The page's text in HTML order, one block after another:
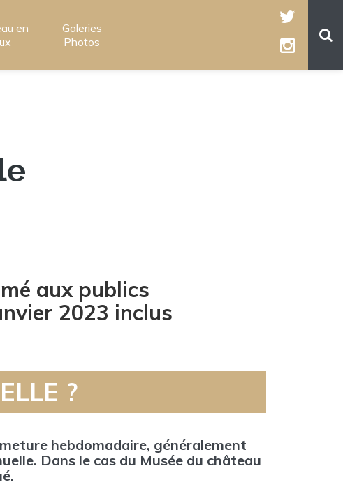
en
Galeries
Photos
aux publics
2023 inclus
?
hebdomadaire, généralement
Dans le cas du Musée du château